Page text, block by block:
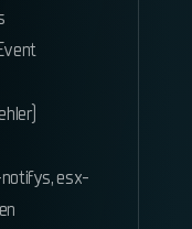
esx-